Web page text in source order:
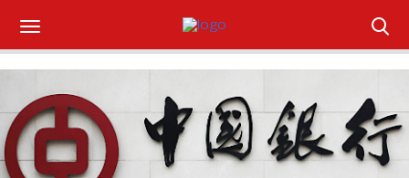
Suscríbase
Iniciar sesión
Portada